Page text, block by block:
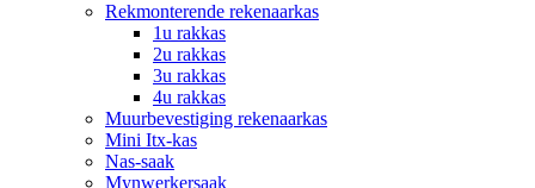
Rekmonterende rekenaarkas
1u rakkas
2u rakkas
3u rakkas
4u rakkas
Muurbevestiging rekenaarkas
Mini Itx-kas
Nas-saak
Mynwerkersaak